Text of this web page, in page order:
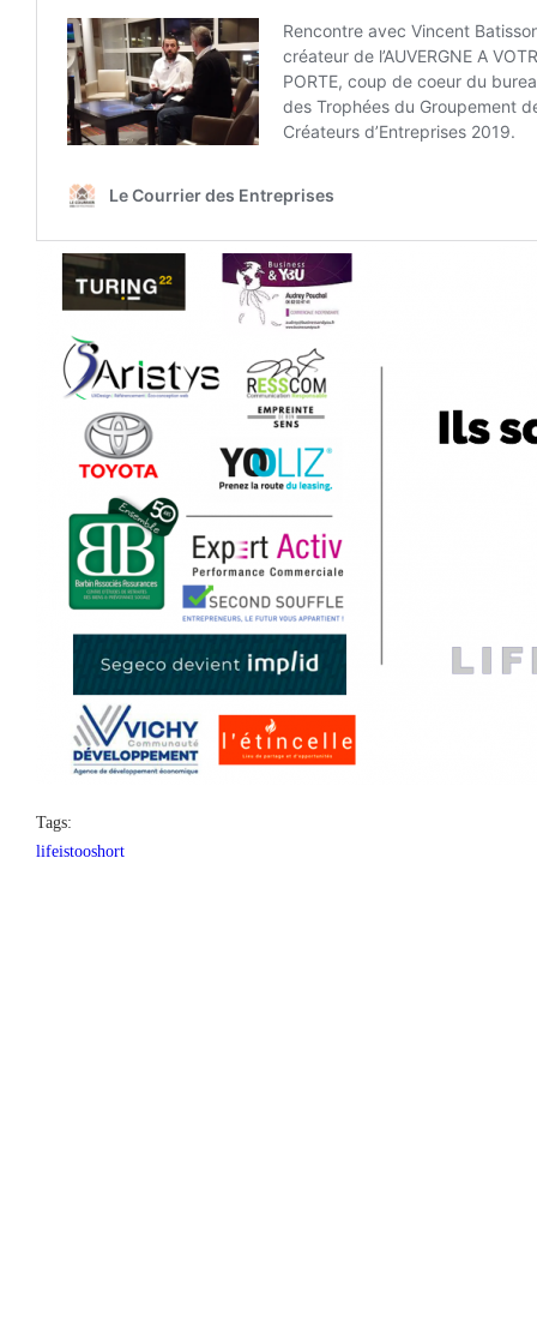
Tags:
lifeistooshort